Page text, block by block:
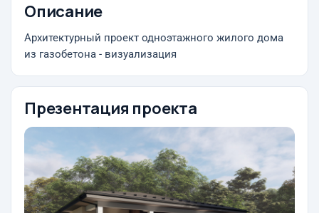
Описание
Архитектурный проект одноэтажного жилого дома
из газобетона - визуализация
Презентация проекта